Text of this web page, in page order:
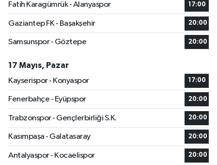
Fatih Karagümrük - Alanyaspor
17:00
Gaziantep FK - Başakşehir 20:00
Samsunspor - Göztepe 20:00
17 Mayıs, Pazar
Kayserispor - Konyaspor
17:00
Fenerbahçe - Eyüpspor 20:00
Trabzonspor - Gençlerbirliği S.K. 20:00
Kasımpaşa - Galatasaray 20:00
Antalyaspor - Kocaelispor 20:00